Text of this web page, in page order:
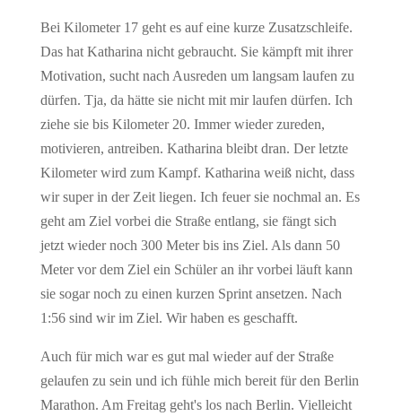
Bei Kilometer 17 geht es auf eine kurze Zusatzschleife.
Das hat Katharina nicht gebraucht. Sie kämpft mit ihrer
Motivation, sucht nach Ausreden um langsam laufen zu
dürfen. Tja, da hätte sie nicht mit mir laufen dürfen. Ich
ziehe sie bis Kilometer 20. Immer wieder zureden,
motivieren, antreiben. Katharina bleibt dran. Der letzte
Kilometer wird zum Kampf. Katharina weiß nicht, dass
wir super in der Zeit liegen. Ich feuer sie nochmal an. Es
geht am Ziel vorbei die Straße entlang, sie fängt sich
jetzt wieder noch 300 Meter bis ins Ziel. Als dann 50
Meter vor dem Ziel ein Schüler an ihr vorbei läuft kann
sie sogar noch zu einen kurzen Sprint ansetzen. Nach
1:56 sind wir im Ziel. Wir haben es geschafft.
Auch für mich war es gut mal wieder auf der Straße
gelaufen zu sein und ich fühle mich bereit für den Berlin
Marathon. Am Freitag geht's los nach Berlin. Vielleicht